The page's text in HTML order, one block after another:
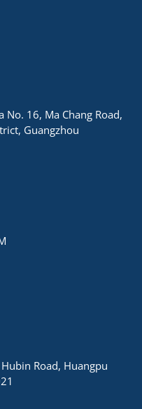
No. 16, Ma Chang Road,
Guangzhou
Road, Huangpu